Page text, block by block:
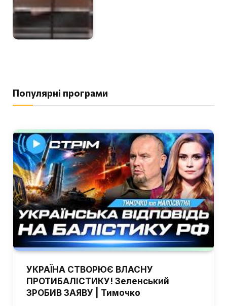
Популярні програми
УКРАЇНА СТВОРЮЄ ВЛАСНУ
ПРОТИБАЛІСТИКУ! Зеленський
ЗРОБИВ ЗАЯВУ | Тимочко